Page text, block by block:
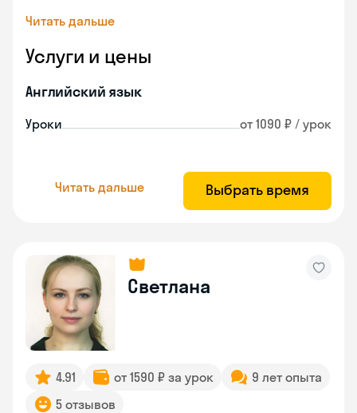
Читать дальше
Услуги и цены
Английский язык
Уроки от 1090 ₽ / урок
Читать дальше Выбрать время
Светлана
4.91 от 1590 ₽ за урок
9 лет опыта
5 отзывов